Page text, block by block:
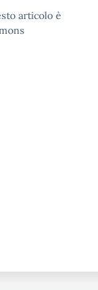
articolo è